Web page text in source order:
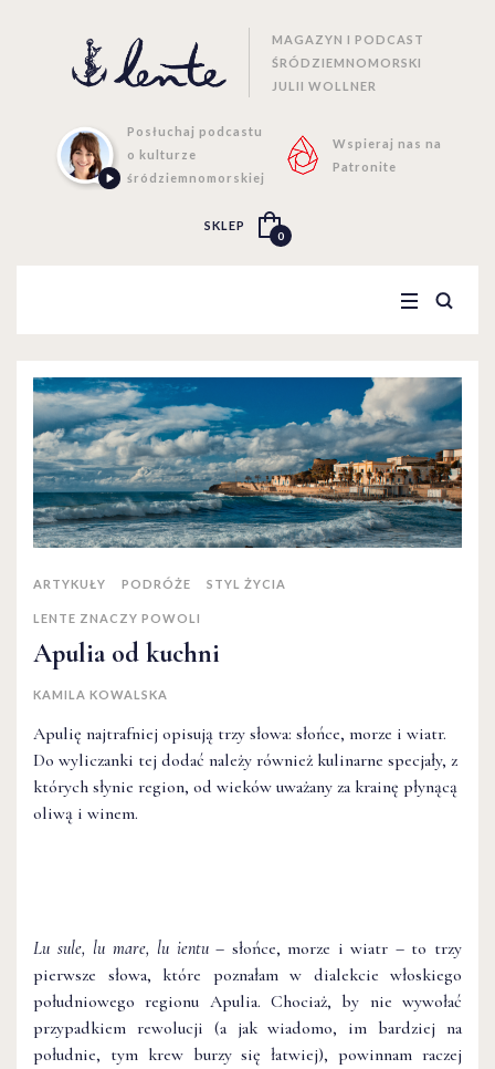
MAGAZYN I PODCAST
ŚRÓDZIEMNOMORSKI
JULII WOLLNER
Posłuchaj podcastu
o kulturze
śródziemnomorskiej
Wspieraj nas na
Patronite
SKLEP
0
ARTYKUŁY PODRÓŻE STYL ŻYCIA
LENTE ZNACZY POWOLI
Apulia od kuchni
KAMILA KOWALSKA
Apulię najtrafniej opisują trzy słowa: słońce, morze i wiatr.
Do wyliczanki tej dodać należy również kulinarne specjały, z
których słynie region, od wieków uważany za krainę płynącą
oliwą i winem.
Lu sule, lu mare, lu ientu – słońce, morze i wiatr – to trzy
pierwsze słowa, które poznałam w dialekcie włoskiego
południowego regionu Apulia. Chociaż, by nie wywołać
przypadkiem rewolucji (a jak wiadomo, im bardziej na
południe, tym krew burzy się łatwiej), powinnam raczej